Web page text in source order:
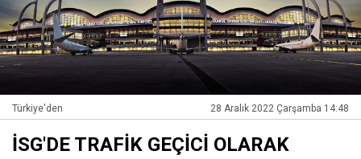
Türkiye'den 28 Aralık 2022 Çarşamba 14:48
İSG'DE TRAFİK GEÇİCİ OLARAK